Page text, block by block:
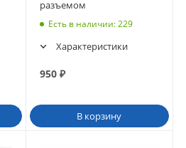
разъемом
Есть в наличии: 229
Характеристики
950₽
В корзину